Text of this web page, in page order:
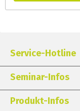
Schlucken sowie
Service-Hotline
Seminar-Infos
Produkt-Infos